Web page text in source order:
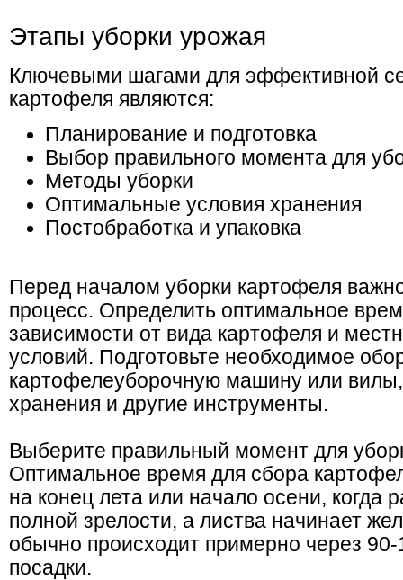
Этапы уборки урожая
Ключевыми шагами для эффективной
картофеля являются:
Планирование и подготовка
Выбор правильного момента для
Методы уборки
Оптимальные условия хранения
Постобработка и упаковка
Перед началом уборки картофеля
процесс. Определить оптимальное
зависимости от вида картофеля и
условий. Подготовьте необходимое
картофелеуборочную машину или
хранения и другие инструменты.
Выберите правильный момент для
Оптимальное время для сбора
на конец лета или начало осени, когда
полной зрелости, а листва начинает
обычно происходит примерно через
посадки.